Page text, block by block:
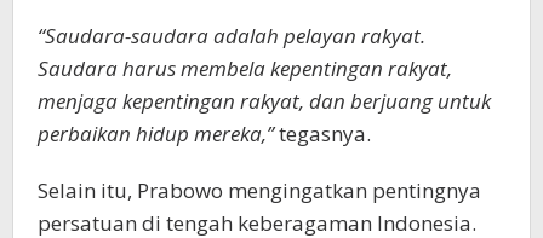
“Saudara-saudara adalah pelayan rakyat.
Saudara harus membela kepentingan rakyat,
menjaga kepentingan rakyat, dan berjuang untuk
perbaikan hidup mereka,”tegasnya.
Selain itu, Prabowo mengingatkan pentingnya
persatuan di tengah keberagaman Indonesia.